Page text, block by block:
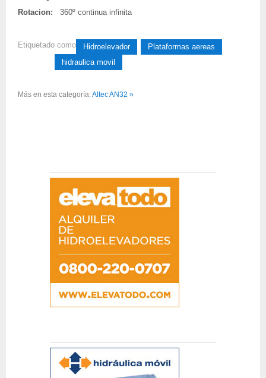
Rotacion:
360º continua infinita
Etiquetado como Hidroelevador
Plataformas aereas
hidraulica movil
Más en esta categoría:Altec AN32 »